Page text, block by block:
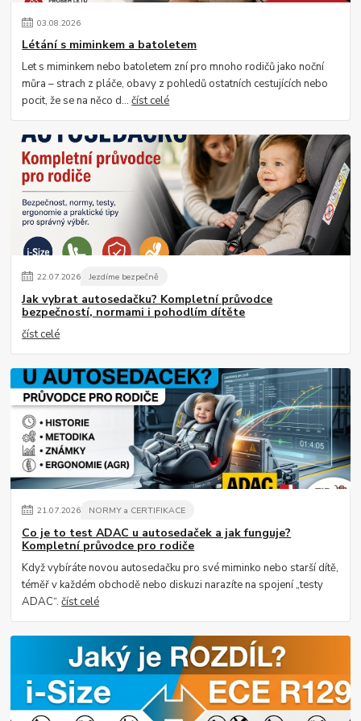
03.08.2026
Létání s miminkem a batoletem
Let s miminkem nebo batoletem zní pro mnoho rodičů jako noční
můra – strach z pláče, obavy z pohledů ostatních cestujících nebo
pocit, že se na něco d...číst celé
22.07.2026 Jezdíme bezpečně
Jak vybrat autosedačku? Kompletní průvodce
bezpečností, normami i pohodlím dítěte
číst celé
21.07.2026 NORMY a CERTIFIKACE
Co je to test ADAC u autosedaček a jak funguje?
Kompletní průvodce pro rodiče
Když vybíráte novou autosedačku pro své miminko nebo starší dítě,
téměř v každém obchodě nebo diskuzi narazíte na spojení „testy
ADAC“.číst celé